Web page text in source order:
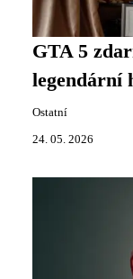
GTA 5
legendární
Ostatní
24. 05. 2026